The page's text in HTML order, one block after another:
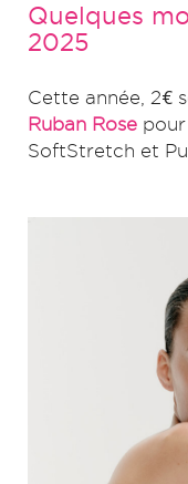
Quelques
2025
Cette année, 2€
Ruban Rose
SoftStretch et